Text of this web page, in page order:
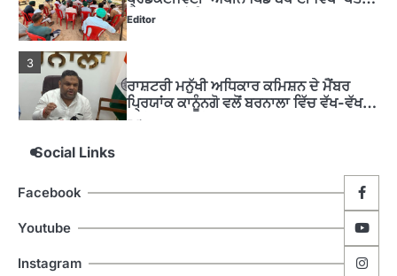
ਦਿਵਸ’ ਆਯੋਜਿਤ
Editor
3
ਰਾਸ਼ਟਰੀ ਮਨੁੱਖੀ ਅਧਿਕਾਰ ਕਮਿਸ਼ਨ ਦੇ ਮੈਂਬਰ
ਪ੍ਰਿਯਾਂਕ ਕਾਨੂੰਨਗੋ ਵਲੋਂ ਬਰਨਾਲਾ ਵਿੱਚ ਵੱਖ-ਵੱਖ
ਸਕੀਮਾਂ ਦਾ ਜਾਇਜ਼ਾ
Editor
ਹੁਸ਼ਿਆਰਪੁਰ ਜ਼ਿਲ੍ਹੇ ਵ‘ ਈ.ਐੱਫ. ਡਿਜੀਟਾਈਜ਼ੇਸ਼ਨ
5
ਮੋਦੀ ਜੀ ਪੁਲਿਸ ਦੇ ਦਮ ‘ਤੇ ਨੈਸ਼ਨਲ ਟਾਊਨਹਾਲ
Social Links
Facebook
Youtube
Instagram